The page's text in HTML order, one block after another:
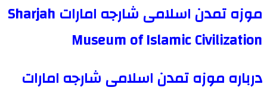
موزه تمدن اسلامی شارجه امارات Sharjah
Museum of Islamic Civilization
درباره موزه تمدن اسلامی شارجه امارات